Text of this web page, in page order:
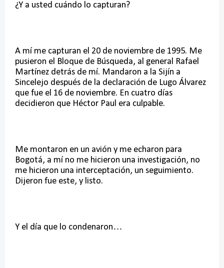
¿Y a usted cuándo lo capturan?
A mí me capturan el 20 de noviembre de 1995. Me
pusieron el Bloque de Búsqueda, al general Rafael
Martínez detrás de mí. Mandaron a la Sijín a
Sincelejo después de la declaración de Lugo Álvarez
que fue el 16 de noviembre. En cuatro días
decidieron que Héctor Paul era culpable.
Me montaron en un avión y me echaron para
Bogotá, a mí no me hicieron una investigación, no
me hicieron una interceptación, un seguimiento.
Dijeron fue este, y listo.
Y el día que lo condenaron…